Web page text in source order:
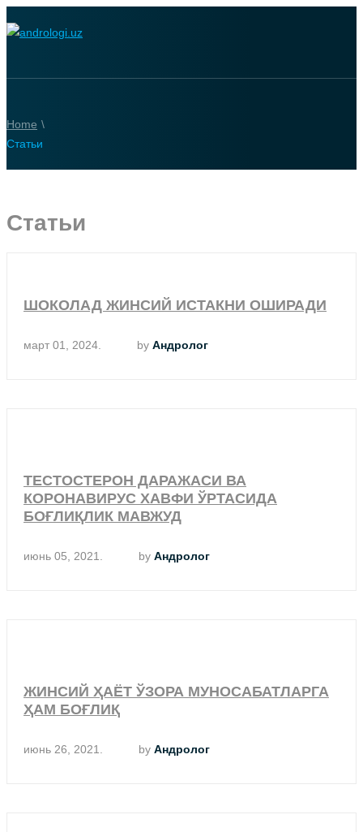
Home \
Статьи
Статьи
ШОКОЛАД ЖИНСИЙ ИСТАКНИ ОШИРАДИ
март 01, 2024. by Андролог
ТЕСТОСТЕРОН ДАРАЖАСИ ВА
КОРОНАВИРУС ХАВФИ ЎРТАСИДА
БОҒЛИҚЛИК МАВЖУД
июнь 05, 2021. by Андролог
ЖИНСИЙ ҲАЁТ ЎЗОРА МУНОСАБАТЛАРГА
ҲАМ БОҒЛИҚ
июнь 26, 2021. by Андролог